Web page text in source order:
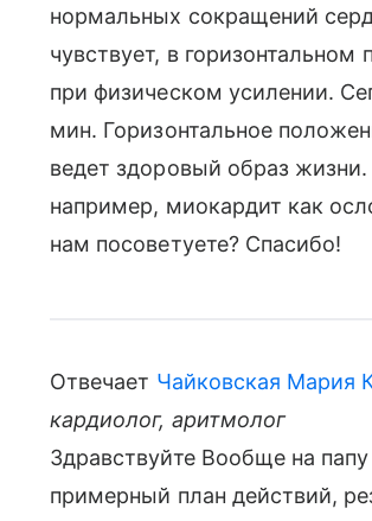
нормальных сокращений
чувствует, в
при физическом усилении.
мин. Горизонтальное
ведет здоровый образ
например, миокардит как
нам посоветуете? Спасибо!
Отвечает Чайковская Мария
кардиолог, аритмолог
Здравствуйте Вообще на
примерный план действий,